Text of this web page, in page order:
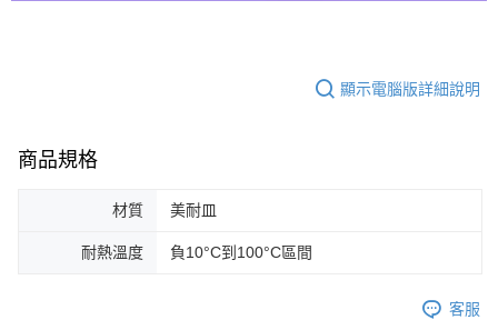
顯示電腦版詳細說明
商品規格
材質 美耐皿
耐熱溫度 負10°C到100°C區間
客服